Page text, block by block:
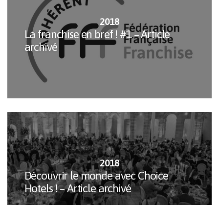
2018
La franchise en bref ! #1 – Article
archivé
2018
Découvrir le monde avec Choice
Hotels ! – Article archivé